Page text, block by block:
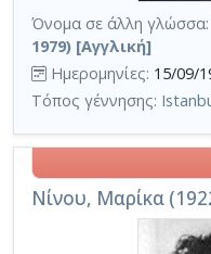
Όνομα σε άλλη γλώσσα:
1979) [Αγγλική]
Ημερομηνίες: 15/09/
Τόπος γέννησης:
Νίνου, Μαρίκα